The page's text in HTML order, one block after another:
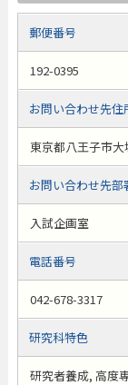
郵便番号
192-0395
お問い合わせ先住
東京都八王子市大
お問い合わせ先部
入試企画室
電話番号
042-678-3317
研究科特色
研究者養成, 高度